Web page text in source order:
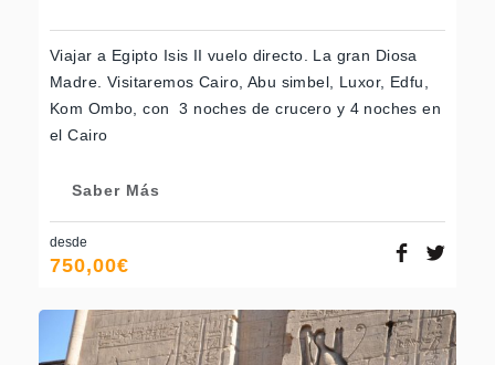
Viajar a Egipto Isis II vuelo directo. La gran Diosa
Madre. Visitaremos Cairo, Abu simbel, Luxor, Edfu,
Kom Ombo, con 3 noches de crucero y 4 noches en
el Cairo
Saber Más
desde
750,00€